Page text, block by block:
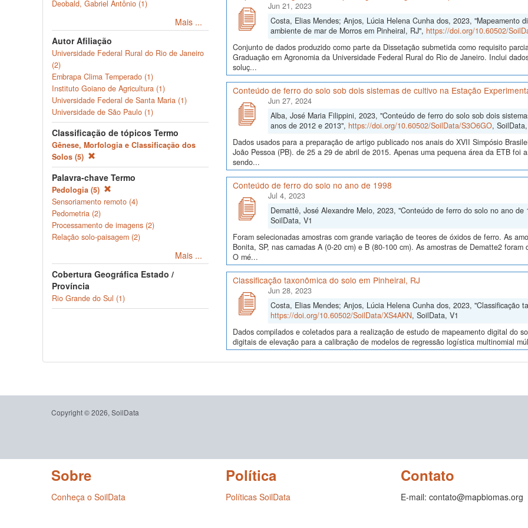
Deobald, Gabriel Antônio (1)
Mais ...
Autor Afiliação
Universidade Federal Rural do Rio de Janeiro
(2)
Embrapa Clima Temperado (1)
Instituto Goiano de Agricultura (1)
Universidade Federal de Santa Maria (1)
Universidade de São Paulo (1)
Classificação de tópicos Termo
Gênese, Morfologia e Classificação dos
Solos (5)
Palavra-chave Termo
Pedologia (5)
Sensoriamento remoto (4)
Pedometria (2)
Processamento de imagens (2)
Relação solo-paisagem (2)
Mais ...
Cobertura Geográfica Estado /
Província
Rio Grande do Sul (1)
Jun 21, 2023
Costa, Elias Mendes; Anjos, Lúcia Helena Cunha dos, 2023, "Mapeamento
ambiente de mar de Morros em Pinheiral, RJ", https://doi.org/10.60502/
Conjunto de dados produzido como parte da Dissetação submetida como requisito
Graduação em Agronomia da Universidade Federal Rural do Rio de Janeiro. Inclui
soluç...
Conteúdo de ferro do solo sob dois sistemas de cultivo na Estação
Jun 27, 2024
Alba, José Maria Filippini, 2023, "Conteúdo de ferro do solo sob dois
anos de 2012 e 2013", https://doi.org/10.60502/SoilData/S3O6GO,
Dados usados para a preparação de artigo publicado nos anais do XVII Simpósio
João Pessoa (PB). de 25 a 29 de abril de 2015. Apenas uma pequena área da ETB foi
sendo...
Conteúdo de ferro do solo no ano de 1998
Jul 4, 2023
Demattê, José Alexandre Melo, 2023, "Conteúdo de ferro do solo no ano
SoilData, V1
Foram selecionadas amostras com grande variação de teores de óxidos de ferro. As
Bonita, SP, nas camadas A (0-20 cm) e B (80-100 cm). As amostras de Dematte2
O mé...
Classificação taxonômica do solo em Pinheiral, RJ
Jun 28, 2023
Costa, Elias Mendes; Anjos, Lúcia Helena Cunha dos, 2023, "Classificação
https://doi.org/10.60502/SoilData/XS4AKN, SoilData, V1
Dados compilados e coletados para a realização de estudo de mapeamento digital do
digitais de elevação para a calibração de modelos de regressão logística multinomial
Copyright © 2026, SoilData
Sobre
Conheça o SoilData
Política
Políticas SoilData
Contato
E-mail: contato@mapbiomas.org